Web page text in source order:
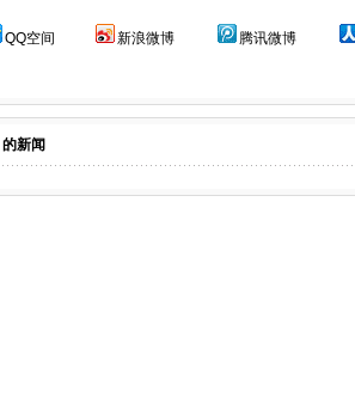
QQ空间 新浪微博 腾讯微博
的新闻